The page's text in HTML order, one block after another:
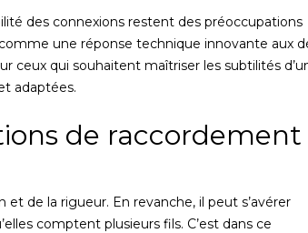
des connexions restent des préoccupations
une réponse technique innovante aux
ceux qui souhaitent maîtriser les subtilités
adaptées.
de raccordement
et de la rigueur. En revanche, il peut s’avérer
comptent plusieurs fils. C’est dans ce